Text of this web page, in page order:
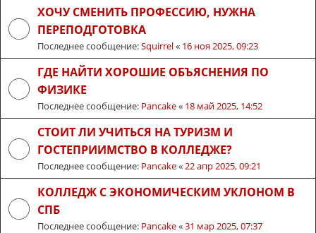
ХОЧУ СМЕНИТЬ ПРОФЕССИЮ, НУЖНА
ПЕРЕПОДГОТОВКА
Последнее сообщение:Squirrel« 16 ноя 2025, 09:23
ГДЕ НАЙТИ ХОРОШИЕ ОБЪЯСНЕНИЯ ПО
ФИЗИКЕ
Последнее сообщение: Pancake« 18 май 2025, 14:52
СТОИТ ЛИ УЧИТЬСЯ НА ТУРИЗМ И
ГОСТЕПРИИМСТВО В КОЛЛЕДЖЕ?
Последнее сообщение: Pancake« 22 апр 2025, 09:21
КОЛЛЕДЖ С ЭКОНОМИЧЕСКИМ УКЛОНОМ В
СПБ
Последнее сообщение: Pancake«31 мар 2025, 07:37